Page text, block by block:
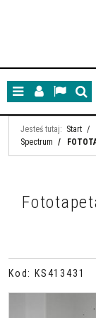
MenuPanelLang
Jesteś tutaj: Start /
Spectrum /
Kod : KS413431